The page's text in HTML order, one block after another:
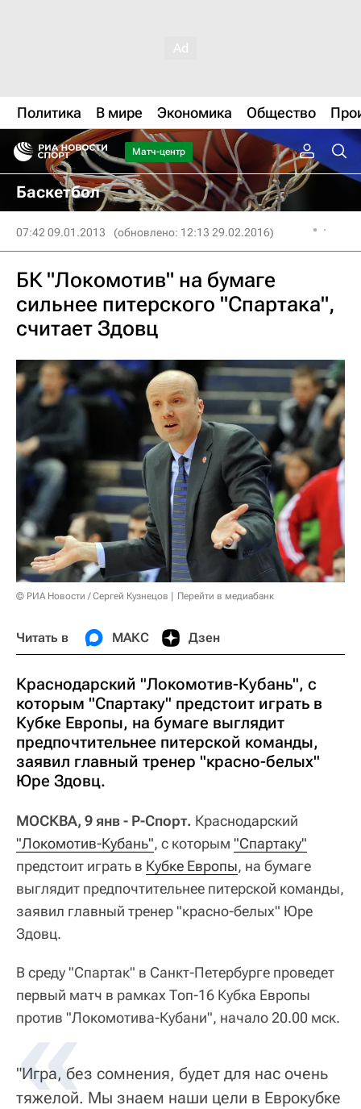
Политика В мире Экономика Общество
Матч-центр
Баскетбол
07:42 09.01.2013 (обновлено: 12:13 29.02.2016)
БК "Локомотив" на бумаге
сильнее питерского "Спартака",
считает Здовц
© РИА Новости / Сергей Кузнецов Перейти в медиабанк
Читать в МАКС Дзен
Краснодарский "Локомотив-Кубань", с
которым "Спартаку" предстоит играть в
Кубке Европы, на бумаге выглядит
предпочтительнее питерской команды,
заявил главный тренер "красно-белых"
Юре Здовц.
МОСКВА, 9 янв - Р-Спорт. Краснодарский
"Локомотив-Кубань", с которым "Спартаку"
предстоит играть в Кубке Европы, на бумаге
выглядит предпочтительнее питерской команды,
заявил главный тренер "красно-белых" Юре
Здовц.
В среду "Спартак" в Санкт-Петербурге проведет
первый матч в рамках Топ-16 Кубка Европы
против "Локомотива-Кубани", начало 20.00 мск.
"Игра, без сомнения, будет для нас очень
тяжелой. Мы знаем наши цели в Еврокубке